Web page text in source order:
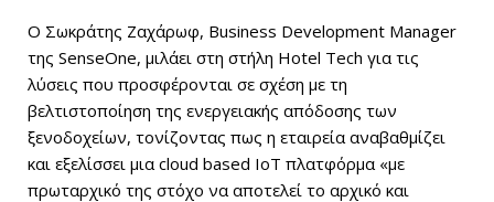
Ο Σωκράτης Ζαχάρωφ, Business Development Manager
της SenseOne, μιλάει στη στήλη Hotel Tech για τις
λύσεις που προσφέρονται σε σχέση με τη
βελτιστοποίηση της ενεργειακής απόδοσης των
ξενοδοχείων, τονίζοντας πως η εταιρεία αναβαθμίζει
και εξελίσσει μια cloud based ΙοΤ πλατφόρμα «με
πρωταρχικό της στόχο να αποτελεί το αρχικό και